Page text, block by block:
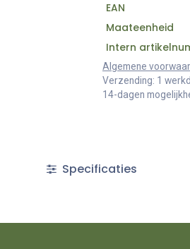
EAN
Maateenheid
Intern
Algemene
Verzending: 1
14-dagen
Specificaties